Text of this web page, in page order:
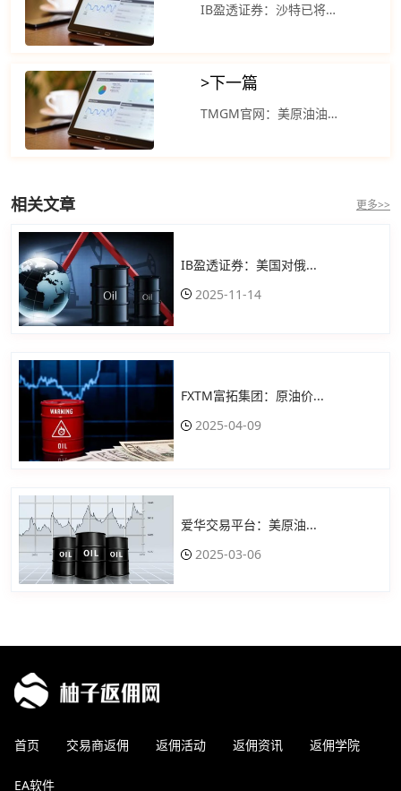
IB盈透证券：沙特已将原油成本降至一年多来的最低水平
>下一篇
TMGM官网：美原油油价在震荡拉锯交易中走低
相关文章 更多>>
IB盈透证券：美国对俄...
2025-11-14
FXTM富拓集团：原油价...
2025-04-09
爱华交易平台：美原油...
2025-03-06
首页 交易商返佣 返佣活动 返佣资讯 返佣学院
EA软件